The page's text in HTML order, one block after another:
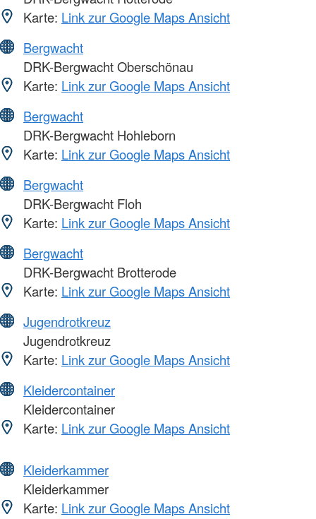
Karte: Link zur Google Maps Ansicht
Bergwacht
DRK-Bergwacht Oberschönau
Karte: Link zur Google Maps Ansicht
Bergwacht
DRK-Bergwacht Hohleborn
Karte: Link zur Google Maps Ansicht
Bergwacht
DRK-Bergwacht Floh
Karte: Link zur Google Maps Ansicht
Bergwacht
DRK-Bergwacht Brotterode
Karte: Link zur Google Maps Ansicht
Jugendrotkreuz
Jugendrotkreuz
Karte: Link zur Google Maps Ansicht
Kleidercontainer
Kleidercontainer
Karte: Link zur Google Maps Ansicht
Kleiderkammer
Kleiderkammer
Karte: Link zur Google Maps Ansicht